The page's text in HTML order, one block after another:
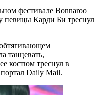
фестивале Bonnaroo
певицы Карди Би треснул
танцевать,
костюм треснул в
Daily Mail.